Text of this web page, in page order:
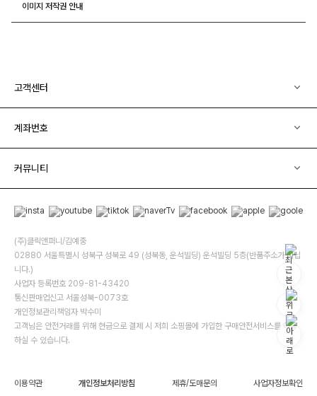
이미지 저작권 안내
고객센터
계좌번호
커뮤니티
(주)클릭앤퍼니/김예중
02880 서울특별시 성북구 성북로 49 (성북동, 운석빌딩) 운석빌딩 5층(반품주소가 아닙
니다.)
사업자 등록번호 209-81-43420
통신판매업신고 서울성북-0073호
개인정보관리책임자 박수미
고객님은 안전거래를 위해 현금으로 결제 시 저희 소핑몰에 가입한 구매안전서비스를 이용
하실 수 있습니다.
이용약관 개인정보처리방침 제휴/도매문의 사업자정보확인